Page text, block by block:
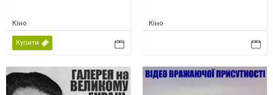
Кіно
Купити
Кіно